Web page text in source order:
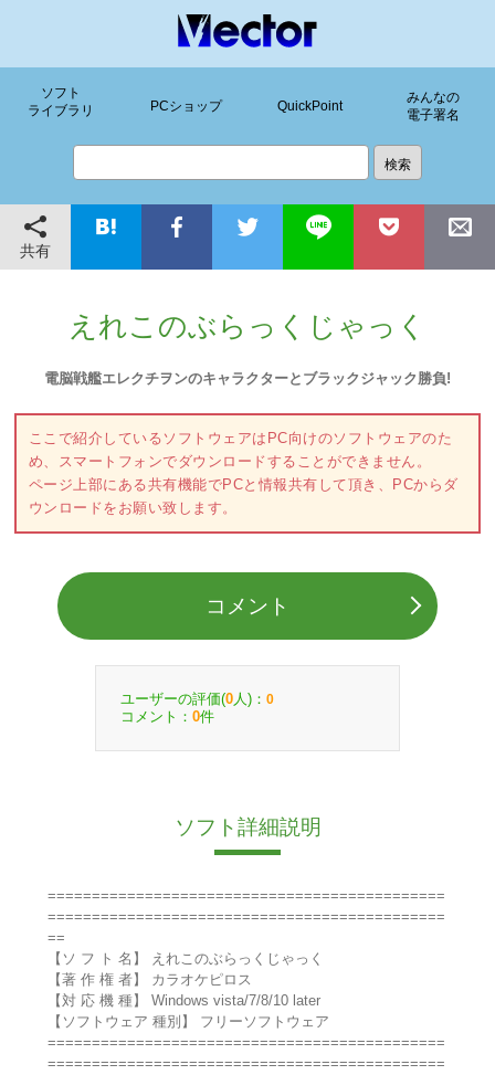
ソフト
ライブラリ
PCショップ QuickPoint
みんなの
電子署名
共有
えれこのぶらっくじゃっく
電脳戦艦エレクチヲンのキャラクターとブラックジャック勝負!
ここで紹介しているソフトウェアはPC向けのソフトウェアのた
め、スマートフォンでダウンロードすることができません。
ページ上部にある共有機能でPCと情報共有して頂き、PCからダ
ウンロードをお願い致します。
コメント
ユーザーの評価(0 人)： 0
コメント： 0件
ソフト詳細説明
=============================================
=============================================
==
【ソ フ ト 名】 えれこのぶらっくじゃっく
【著 作 権 者】 カラオケピロス
【対 応 機 種】 Windows vista/7/8/10 later
【ソフトウェア 種別】 フリーソフトウェア
=============================================
=============================================